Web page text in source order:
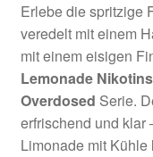
Erlebe die spritzige
veredelt mit einem
mit einem eisigen
Lemonade
Overdosed Serie.
erfrischend und klar
Limonade mit Kühle